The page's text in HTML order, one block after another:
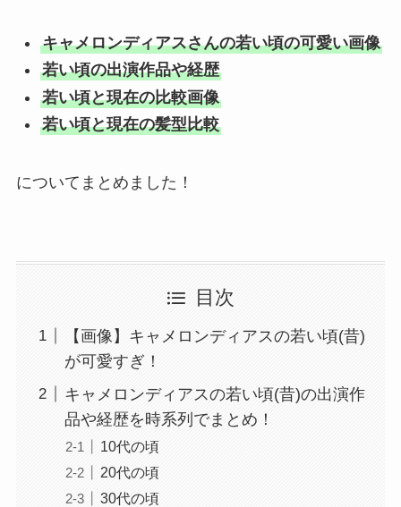
キャメロンディアスさんの若い頃の可愛い画像
若い頃の出演作品や経歴
若い頃と現在の比較画像
若い頃と現在の髪型比較
についてまとめました！
目次
【画像】キャメロンディアスの若い頃(昔)
が可愛すぎ！
キャメロンディアスの若い頃(昔)の出演作
品や経歴を時系列でまとめ！
10代の頃
20代の頃
30代の頃